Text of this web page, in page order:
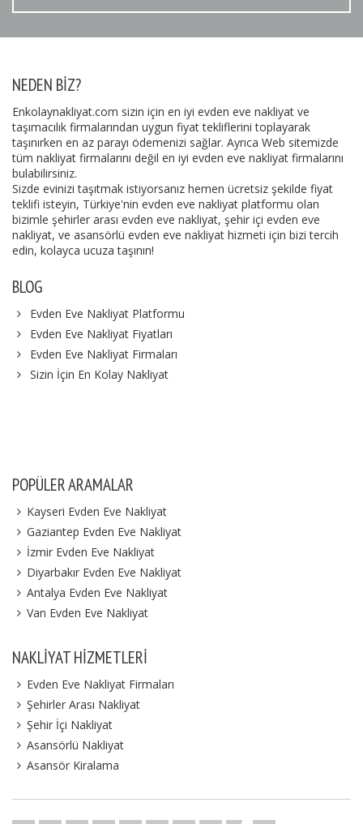
NEDEN BIZ?
Enkolaynakliyat.com sizin için en iyi evden eve nakliyat ve
taşımacılık firmalarından uygun fiyat tekliflerini toplayarak
taşınırken en az parayı ödemenizi sağlar. Ayrıca Web sitemizde
tüm nakliyat firmalarını değil en iyi evden eve nakliyat firmalarını
bulabilirsiniz.
Sizde evinizi taşıtmak istiyorsanız hemen ücretsiz şekilde fiyat
teklifi isteyin, Türkiye'nin evden eve nakliyat platformu olan
bizimle şehirler arası evden eve nakliyat, şehir içi evden eve
nakliyat, ve asansörlü evden eve nakliyat hizmeti için bizi tercih
edin, kolayca ucuza taşının!
BLOG
Evden Eve Nakliyat Platformu
Evden Eve Nakliyat Fiyatları
Evden Eve Nakliyat Firmaları
Sizin İçin En Kolay Nakliyat
POPÜLER ARAMALAR
Kayseri Evden Eve Nakliyat
Gaziantep Evden Eve Nakliyat
İzmir Evden Eve Nakliyat
Diyarbakır Evden Eve Nakliyat
Antalya Evden Eve Nakliyat
Van Evden Eve Nakliyat
NAKLIYAT HIZMETLERI
Evden Eve Nakliyat Firmaları
Şehirler Arası Nakliyat
Şehir İçi Nakliyat
Asansörlü Nakliyat
Asansör Kiralama